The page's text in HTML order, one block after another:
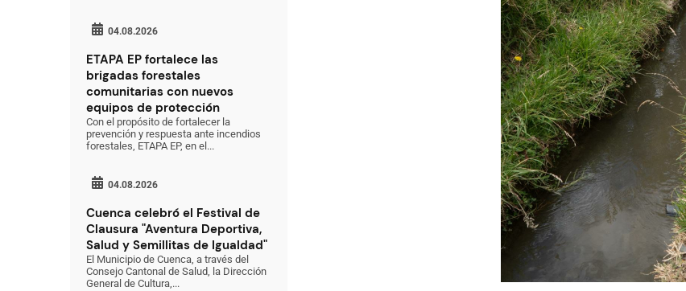
04.08.2026
ETAPA EP fortalece las
brigadas forestales
comunitarias con nuevos
equipos de protección
Con el propósito de fortalecer la
prevención y respuesta ante incendios
forestales, ETAPA EP, en el...
04.08.2026
Cuenca celebró el Festival de
Clausura "Aventura Deportiva,
Salud y Semillitas de Igualdad"
El Municipio de Cuenca, a través del
Consejo Cantonal de Salud, la Dirección
General de Cultura,...